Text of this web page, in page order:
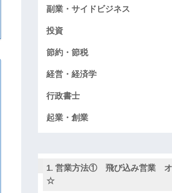
副業・サイドビジネス
投資
節約・節税
経営・経済学
行政書士
起業・創業
営業方法① 飛び込み営業 オ
☆